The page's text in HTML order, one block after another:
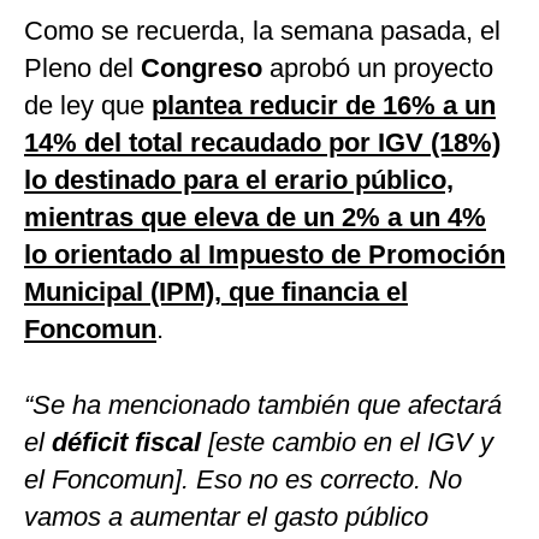
Como se recuerda, la semana pasada, el
Pleno del Congreso aprobó un proyecto
de ley que plantea reducir de 16% a un
14% del total recaudado por IGV (18%)
lo destinado para el erario público,
mientras que eleva de un 2% a un 4%
lo orientado al Impuesto de Promoción
Municipal (IPM), que financia el
Foncomun.
“Se ha mencionado también que afectará
el déficit fiscal[este cambio en el IGV y
el Foncomun]. Eso no es correcto. No
vamos a aumentar el gasto público